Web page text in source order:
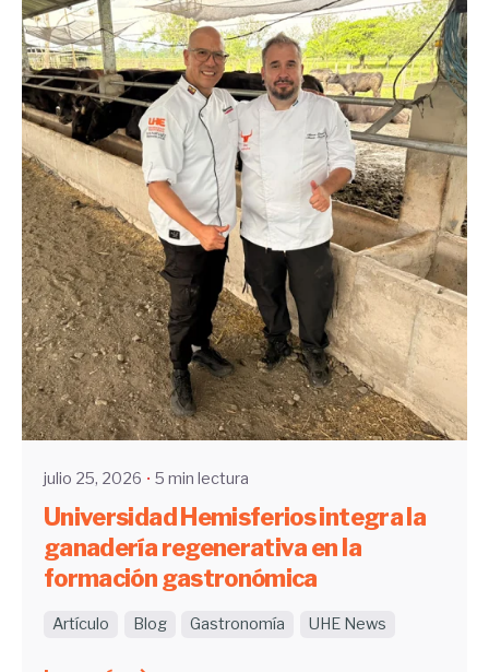
Enviado por
UHE
julio 25, 2026 5 min lectura
Universidad Hemisferios integra la
ganadería regenerativa en la
formación gastronómica
Artículo Blog Gastronomía UHE News